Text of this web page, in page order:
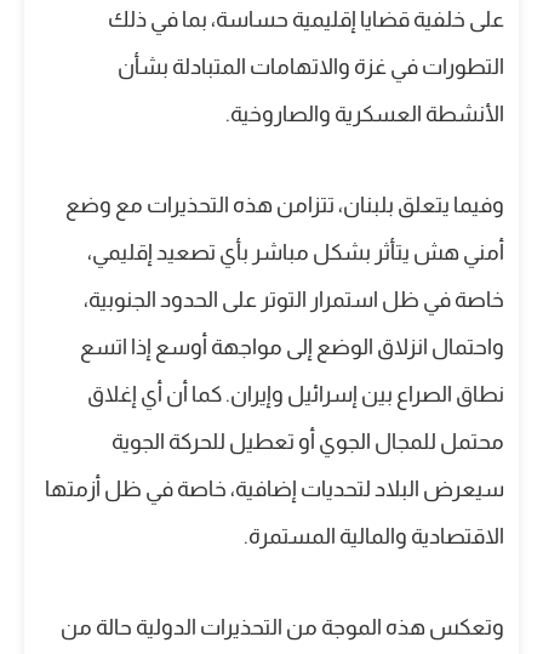
على خلفية قضايا إقليمية حساسة، بما في ذلك
التطورات في غزة والاتهامات المتبادلة بشأن
الأنشطة العسكرية والصاروخية.
وفيما يتعلق بلبنان، تتزامن هذه التحذيرات مع وضع
أمني هش يتأثر بشكل مباشر بأي تصعيد إقليمي،
خاصة في ظل استمرار التوتر على الحدود الجنوبية،
واحتمال انزلاق الوضع إلى مواجهة أوسع إذا اتسع
نطاق الصراع بين إسرائيل وإيران. كما أن أي إغلاق
محتمل للمجال الجوي أو تعطيل للحركة الجوية
سيعرض البلاد لتحديات إضافية، خاصة في ظل أزمتها
الاقتصادية والمالية المستمرة.
وتعكس هذه الموجة من التحذيرات الدولية حالة من